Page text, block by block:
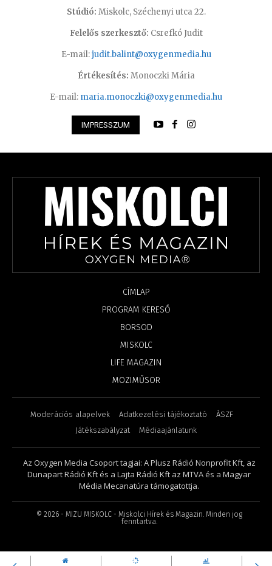
Stúdió: Miskolc, Széchenyi utca 22.
Felelős szerkesztő: Csrefkó Judit
E-mail:judit.balint@oxygenmedia.hu
Értékesítés: Monoczki Mária
E-mail: maria.monoczki@oxygenmedia.hu
IMPRESSZUM
CÍMLAP
PROGRAM KERESŐ
BORSOD
MISKOLC
LIFE MAGAZIN
MOZIMŰSOR
Moderációs alapelvek Adatkezelési tájékoztató
ÁSZF
Játékszabályzat
Médiaajánlatunk
Az Oxygen Media Csoport tagjai: A Plusz Rádió Nonprofit Kft, az
Dunapart Rádió Kft és a Lajta Rádió Kft az MTVA és a Magyar
Média Mecanatúra támogatottja.
© 2026- MIZU MISKOLC - Miskolci Hírek és Magazin. Minden jog
fenntartva.